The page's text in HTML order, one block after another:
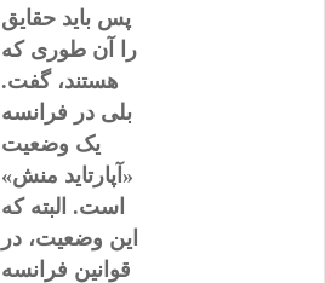
پس باید حقایق
را آن طوری که
هستند، گفت.
بلی در فرانسه
یک وضعیت
«آپارتاید منش»
است. البته که
این وضعیت، در
قوانین فرانسه